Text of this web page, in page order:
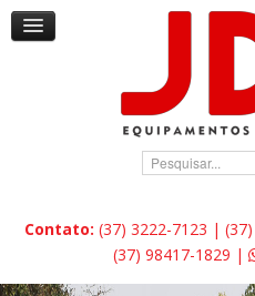
Pesquisar...
Contato: (37) 3222-7123 |
(37) 98417-1829 |